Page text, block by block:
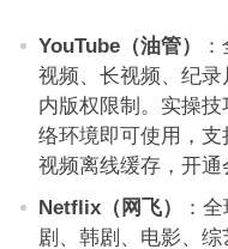
YouTube（油管）
视频、长视频、纪
内版权限制。实操
络环境即可使用，支
视频离线缓存，开通
Netflix（网飞）
：
剧、韩剧、电影、